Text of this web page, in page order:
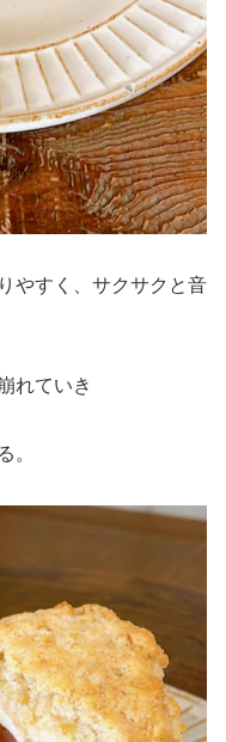
やすく、サクサクと音
れていき
。